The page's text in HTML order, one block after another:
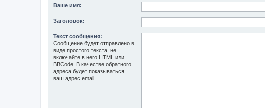
Ваше имя:
Заголовок:
Текст сообщения:
Сообщение будет отправлено в
виде простого текста, не
включайте в него HTML или
BBCode. В качестве обратного
адреса будет показываться
ваш адрес email.